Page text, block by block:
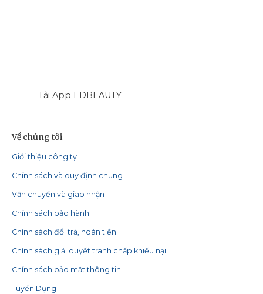
Tải App EDBEAUTY
Về chúng tôi
Giới thiệu công ty
Chính sách và quy định chung
Vận chuyển và giao nhận
Chính sách bảo hành
Chính sách đổi trả, hoàn tiền
Chính sách giải quyết tranh chấp khiếu nại
Chính sách bảo mật thông tin
Tuyển Dụng